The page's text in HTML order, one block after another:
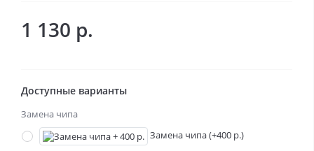
1 130 р.
Доступные варианты
Замена чипа
Замена чипа (+400 р.)